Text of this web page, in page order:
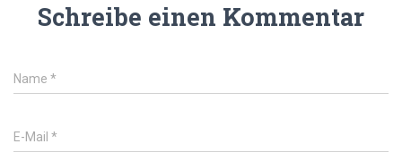
Schreibe einen Kommentar
Name *
E-Mail *